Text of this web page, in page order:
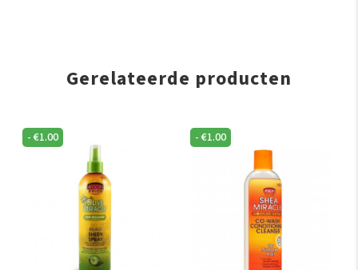
Gerelateerde producten
-€1.00 -€1.00